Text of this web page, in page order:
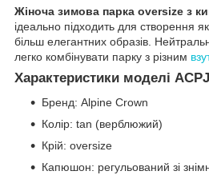
Жіноча зимова парка oversize з
ідеально підходить для створення
більш елегантних образів.
легко комбінувати парку з різним
Характеристики моделі
Бренд: Alpine Crown
Колір: tan (верблюжий)
Крій: oversize
Капюшон: регульований зі